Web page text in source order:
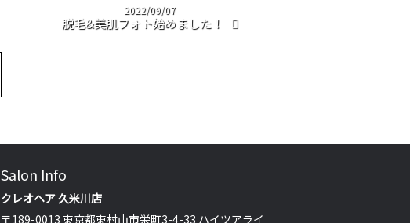
2022/09/07
脱毛&美肌フォト始めました！
Salon Info
クレオヘア 久米川店
〒189-0013 東京都東村山市栄町3-4-33 ハイツアライ